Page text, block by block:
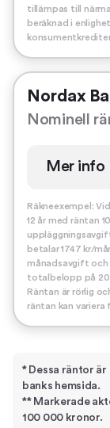
tillämpas till
beräknad i
Nordax
Nominell
Mer info
Räkneexempel:
12 år med räntan
betalar 1747 kr/
månadsavgift och
totalbelopp på
Räntan är rörlig
räntan kan variera
* Dessa räntor
banks hemsida.
** Markerade
100 000 kronor.